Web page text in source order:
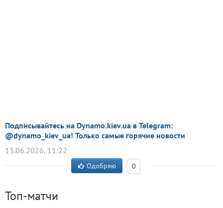
Подписывайтесь на Dynamo.kiev.ua в Telegram:
@dynamo_kiev_ua! Только самые горячие новости
13.06.2026, 11:22
Одобряю 0
Топ-матчи